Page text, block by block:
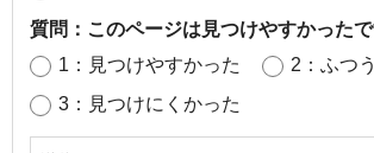
質問：このページは見つけやすかった
1：見つけやすかった
2：ふつう
3：見つけにくかった